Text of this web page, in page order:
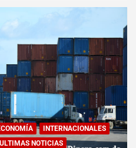
INTERNACIONALES
ULTIMAS NOTICIAS